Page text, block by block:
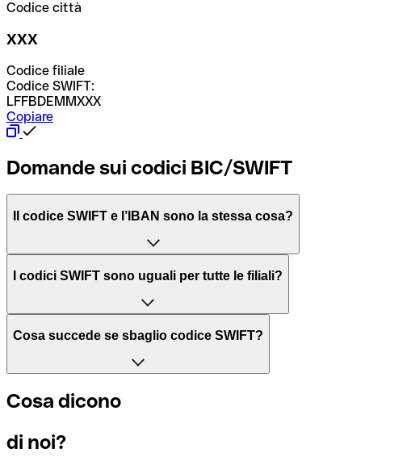
Codice città
XXX
Codice filiale
Codice SWIFT:
LFFBDEMMXXX
Copiare
Domande sui codici BIC/SWIFT
Il codice SWIFT e l’IBAN sono la stessa cosa?
L'acronimo SWIFT sta per “Society for Worldwide Interbank
Il BIC, invece, sta per “Bank Identifier Code” ed è una sequenza
I codici SWIFT sono uguali per tutte le filiali?
Dipende dalle banche. In alcuni casi le banche utilizzano lo
Per sapere a quale filiale fa riferimento un codice SWIFT, è
Cosa succede se sbaglio codice SWIFT?
Se per caso invii un pagamento a un codice SWIFT esistente ma
Se ti accorgi di aver usato un codice SWIFT sbagliato, contatta
Cosa dicono
di noi?